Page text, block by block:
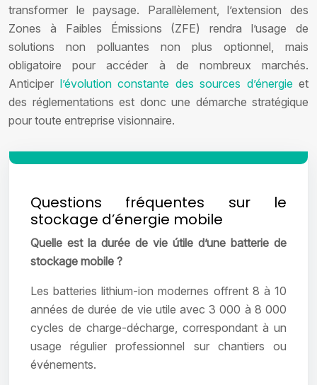
transformer le paysage. Parallèlement, l’extension des
Zones à Faibles Émissions (ZFE) rendra l’usage de
solutions non polluantes non plus optionnel, mais
obligatoire pour accéder à de nombreux marchés.
Anticiper l’évolution constante des sources d’énergieet
des réglementations est donc une démarche stratégique
pour toute entreprise visionnaire.
Questions fréquentes sur le
stockage d’énergie mobile
Quelle est la durée de vie útile d’une batterie de
stockage mobile ?
Les batteries lithium-ion modernes offrent 8 à 10
années de durée de vie utile avec 3 000 à 8 000
cycles de charge-décharge, correspondant à un
usage régulier professionnel sur chantiers ou
événements.